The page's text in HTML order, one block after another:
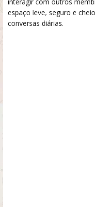
espaço leve, seguro e
conversas diárias.